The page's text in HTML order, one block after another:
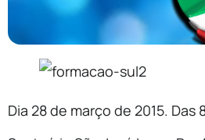
Dia 28 de março de 2015. Das